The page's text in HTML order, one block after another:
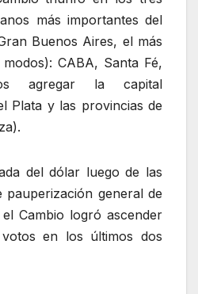
más importantes del
Buenos Aires, el más
CABA, Santa Fé,
agregar la capital
Plata y las provincias de
del dólar luego de las
pauperización general de
Cambio logró ascender
en los últimos dos